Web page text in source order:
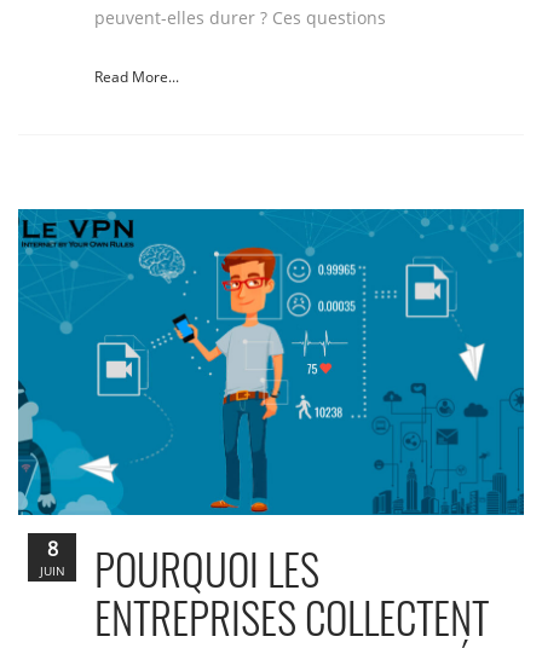
peuvent-elles durer ? Ces questions
Read More...
POURQUOI LES
ENTREPRISES COLLECTENT
8
JUIN